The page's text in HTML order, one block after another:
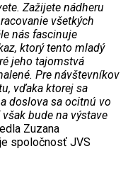
Zažijete nádheru
všetkých
nás fascinuje
ktorý tento mladý
jeho tajomstvá
Pre návštevníkov
vďaka ktorej sa
doslova sa ocitnú vo
bude na výstave
Zuzana
spoločnosť JVS